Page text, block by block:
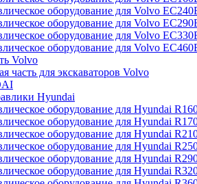
оборудование для Volvo
оборудование для Volvo
оборудование для Volvo
оборудование для Volvo
Volvo
часть для экскаваторов Volvo
Hyundai
оборудование для Hyundai
оборудование для Hyundai
оборудование для Hyundai
оборудование для Hyundai
оборудование для Hyundai
оборудование для Hyundai